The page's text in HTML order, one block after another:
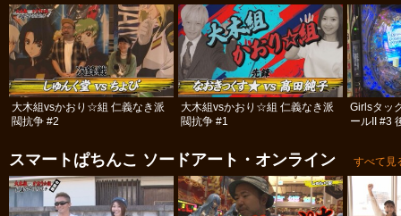
大木組vsかおり☆組 仁義なき派
閥抗争 #2
大木組vsかおり☆組 仁義なき派
閥抗争 #1
Girlsタッ
ールII #3
スマートぱちんこ ソードアート・オンライン すべて見